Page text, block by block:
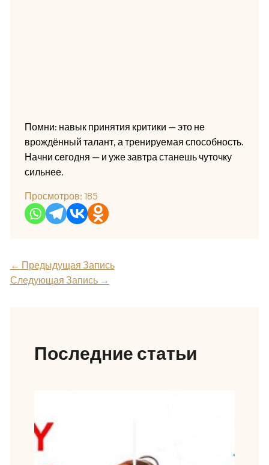
Помни: навык принятия критики — это не
врождённый талант, а тренируемая способность.
Начни сегодня — и уже завтра станешь чуточку
сильнее.
Просмотров: 185
← Предыдущая Запись
Следующая Запись →
Последние статьи